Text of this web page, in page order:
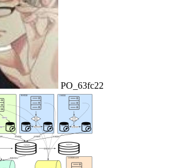
PO_63fc22